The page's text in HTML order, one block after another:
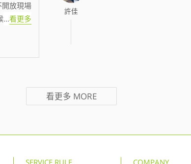
許佳
放現場
...看更多
看更多 MORE
SERVICE RULE COMPANY